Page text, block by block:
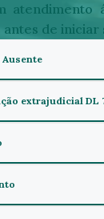
de iniciar
extrajudicial DL